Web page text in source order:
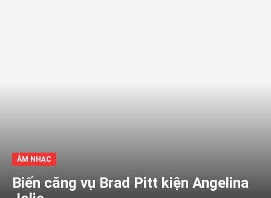
ÂM NHẠC
Biến căng vụ Brad Pitt kiện Angelina